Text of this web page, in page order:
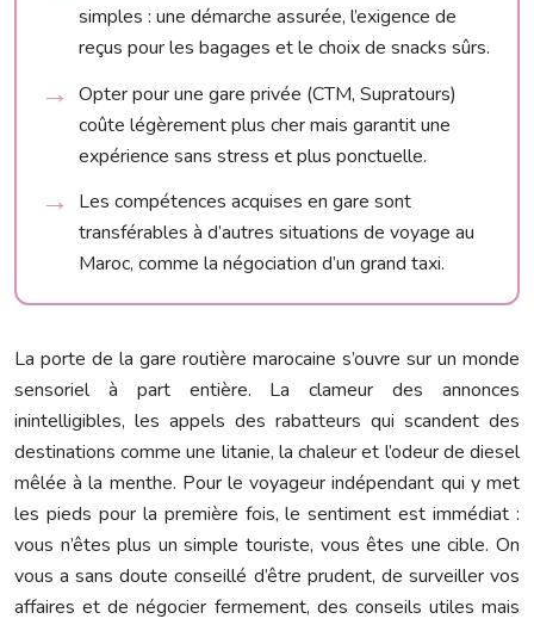
simples : une démarche assurée, l’exigence de
reçus pour les bagages et le choix de snacks sûrs.
Opter pour une gare privée (CTM, Supratours)
coûte légèrement plus cher mais garantit une
expérience sans stress et plus ponctuelle.
Les compétences acquises en gare sont
transférables à d’autres situations de voyage au
Maroc, comme la négociation d’un grand taxi.
La porte de la gare routière marocaine s’ouvre sur un monde
sensoriel à part entière. La clameur des annonces
inintelligibles, les appels des rabatteurs qui scandent des
destinations comme une litanie, la chaleur et l’odeur de diesel
mêlée à la menthe. Pour le voyageur indépendant qui y met
les pieds pour la première fois, le sentiment est immédiat :
vous n’êtes plus un simple touriste, vous êtes une cible. On
vous a sans doute conseillé d’être prudent, de surveiller vos
affaires et de négocier fermement, des conseils utiles mais